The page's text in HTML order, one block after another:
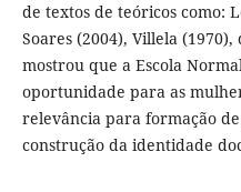
de textos de teóricos como:
Soares (2004), Villela
mostrou que a Escola
oportunidade para as
relevância para formação
construção da identidade